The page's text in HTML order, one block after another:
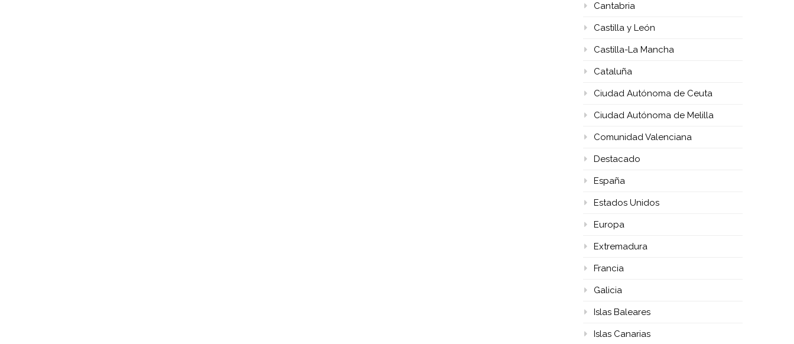
Cantabria
Castilla y León
Castilla-La Mancha
Cataluña
Ciudad Autónoma de Ceuta
Ciudad Autónoma de Melilla
Comunidad Valenciana
Destacado
España
Estados Unidos
Europa
Extremadura
Francia
Galicia
Islas Baleares
Islas Canarias